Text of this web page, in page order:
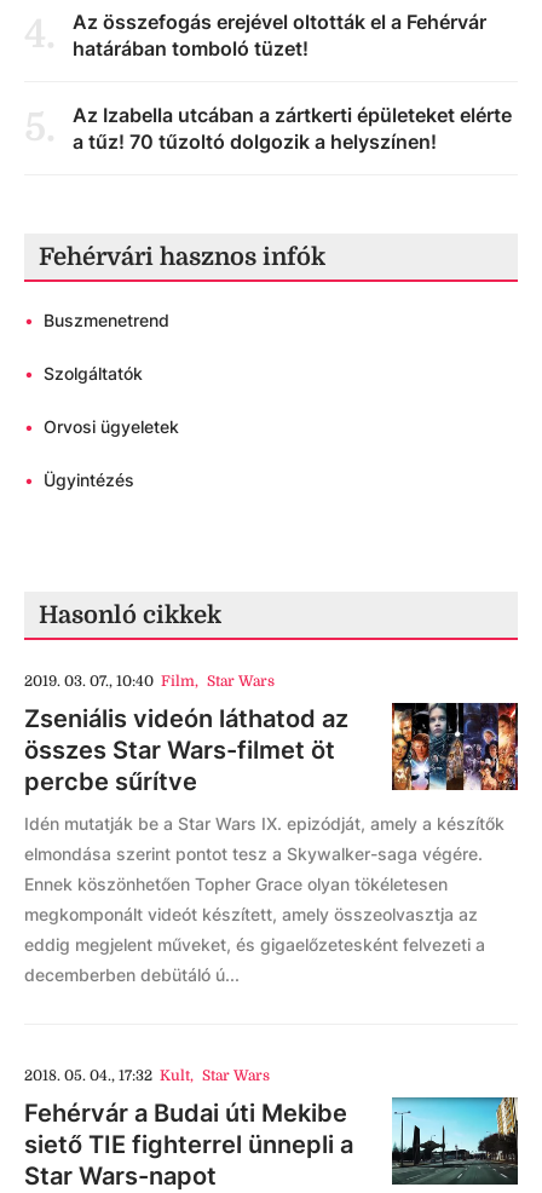
4.
Az összefogás erejével oltották el a Fehérvár
határában tomboló tüzet!
5.
Az Izabella utcában a zártkerti épületeket elérte
a tűz! 70 tűzoltó dolgozik a helyszínen!
Fehérvári hasznos infók
• Buszmenetrend
• Szolgáltatók
• Orvosi ügyeletek
• Ügyintézés
Hasonló cikkek
2019. 03. 07., 10:40 Film, Star Wars
Zseniális videón láthatod az
összes Star Wars-filmet öt
percbe sűrítve
Idén mutatják be a Star Wars IX. epizódját, amely a készítők
elmondása szerint pontot tesz a Skywalker-saga végére.
Ennek köszönhetően Topher Grace olyan tökéletesen
megkomponált videót készített, amely összeolvasztja az
eddig megjelent műveket, és gigaelőzetesként felvezeti a
decemberben debütáló ú...
2018. 05. 04., 17:32 Kult, Star Wars
Fehérvár a Budai úti Mekibe
siető TIE fighterrel ünnepli a
Star Wars-napot